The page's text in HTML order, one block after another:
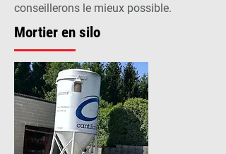
conseillerons le mieux possible.
Mortier en silo